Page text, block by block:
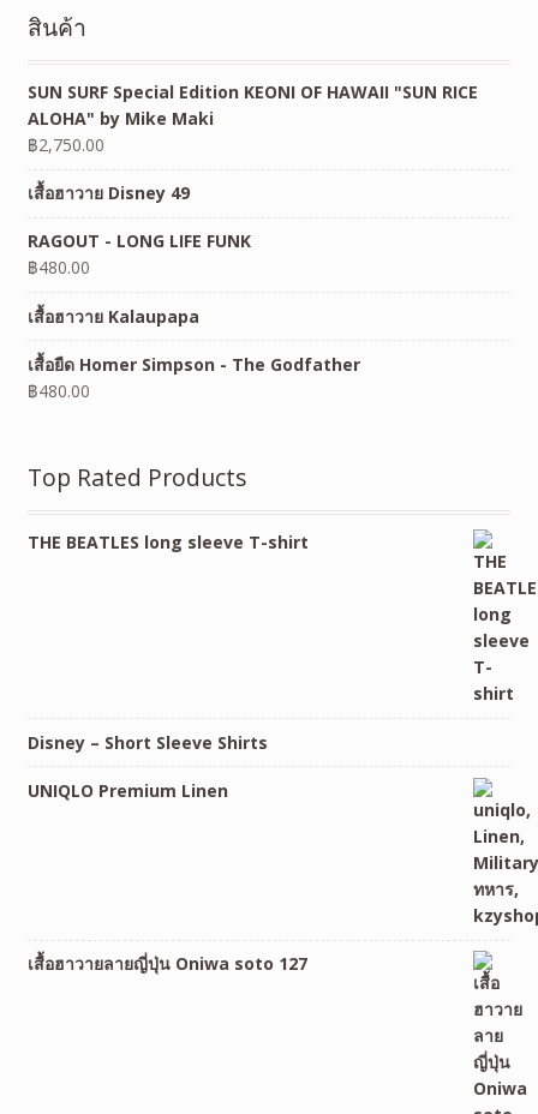
สินค้า
SUN SURF Special Edition KEONI OF HAWAII "SUN RICE
ALOHA" by Mike Maki
฿2,750.00
เสื้อฮาวาย Disney 49
RAGOUT - LONG LIFE FUNK
฿480.00
เสื้อฮาวาย Kalaupapa
เสื้อยืด Homer Simpson - The Godfather
฿480.00
Top Rated Products
THE BEATLES long sleeve T-shirt
Disney – Short Sleeve Shirts
UNIQLO Premium Linen
เสื้อฮาวายลายญี่ปุ่น Oniwa soto 127